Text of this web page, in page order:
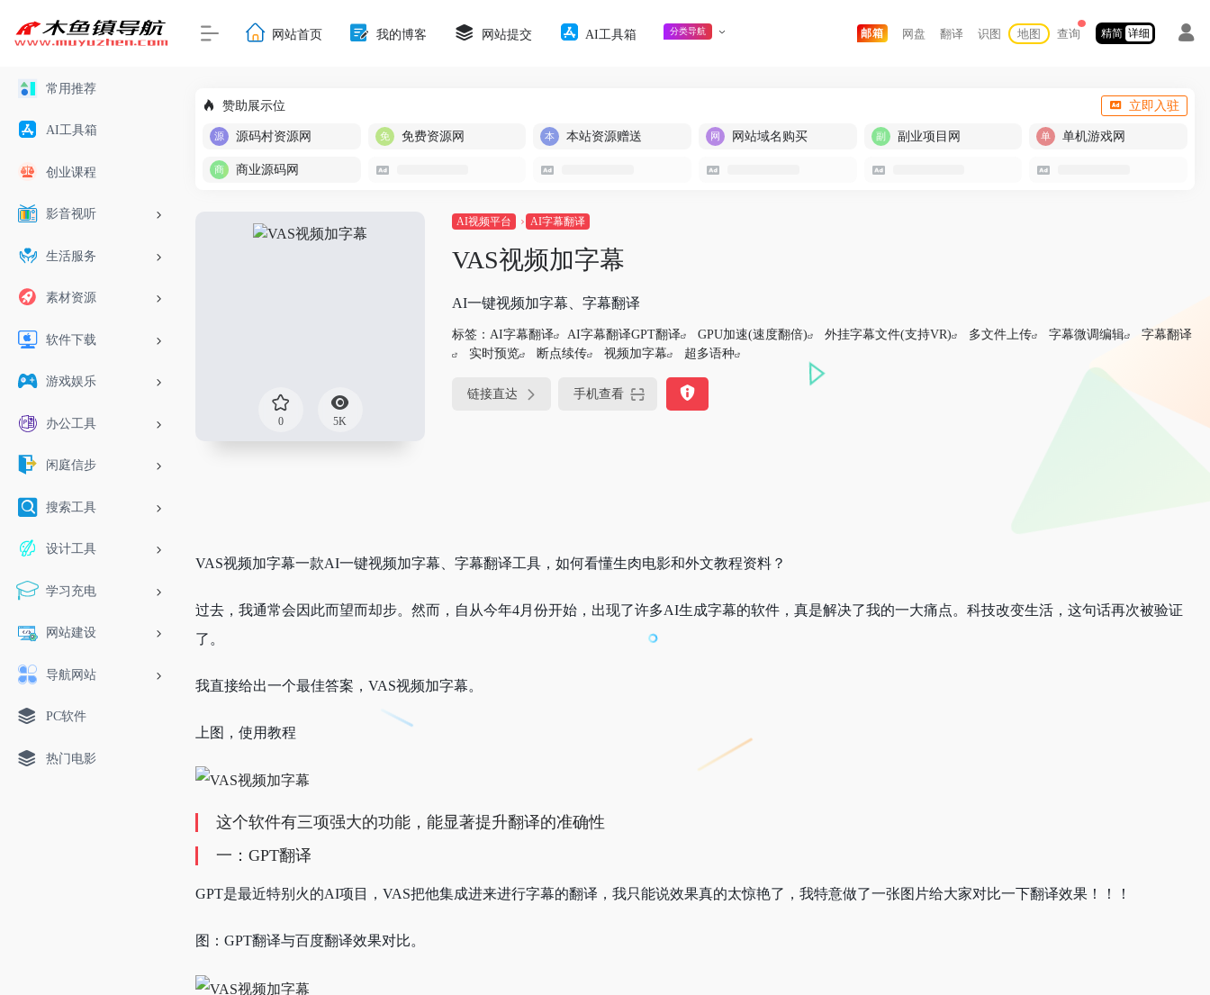
常用推荐
AI工具箱
创业课程
影音视听
生活服务
素材资源
软件下载
游戏娱乐
办公工具
闲庭信步
搜索工具
设计工具
学习充电
网站建设
导航网站
PC软件
热门电影
网站首页 我的博客 网站提交 AI工具箱 分类导航 邮箱 网盘 翻译 识图 地图 查询 精简 详细
赞助展示位 立即入驻
源码村资源网 免费资源网 本站资源赠送 网站域名购买 副业项目网 单机游戏网
商业源码网
0 5K
AI视频平台 AI字幕翻译
VAS视频加字幕
AI一键视频加字幕、字幕翻译
标签： AI字幕翻译 AI字幕翻译GPT翻译 GPU加速(速度翻倍) 外挂字幕文件(支持VR) 多文件上传 字幕微调编辑
字幕翻译
实时预览
断点续传 视频加字幕 超多语种
链接直达 手机查看
VAS视频加字幕一款AI一键视频加字幕、字幕翻译工具， 如何看懂生肉电影和外文教程资料？
过去，我通常会因此而望而却步。然而，自从今年4月份开始，出现了许多AI生成字幕的软件，真是解决了我的一大痛点。科技改变生活，这句话再次被验证
了。
我直接给出一个最佳答案，VAS视频加字幕。
上图，使用教程
这个软件有三项强大的功能，能显著提升翻译的准确性
一：GPT翻译
GPT是最近特别火的AI项目，VAS把他集成进来进行字幕的翻译，我只能说效果真的太惊艳了，我特意做了一张图片给大家对比一下翻译效果！！！
图：GPT翻译与百度翻译效果对比。